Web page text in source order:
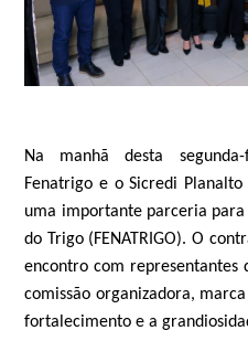
Na manhã desta
Fenatrigo e o Sicredi
uma importante parceria para
do Trigo (FENATRIGO). O
encontro com
comissão organizadora,
fortalecimento e a